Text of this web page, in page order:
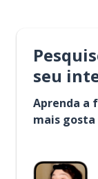
seu
Aprenda a
mais gosta